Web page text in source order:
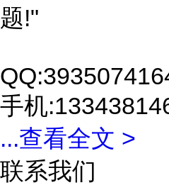
题!"
手机
...查看全文 >
联系我们